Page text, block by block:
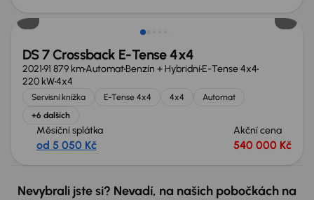
DS 7 Crossback E-Tense 4x4
202191 879 kmAutomatBenzín + HybridníE-Tense 4x4
220 kW4x4
Servisní knížka E-Tense 4x4 4x4
Automat
+6 dalších
Měsíční splátka
od 5 050 Kč
Akční cena
540 000 Kč
Nevybrali jste si? Nevadí, na našich pobočkách na